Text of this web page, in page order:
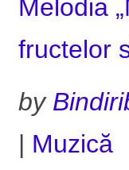
Melodia
fructelor
by
| Muzică